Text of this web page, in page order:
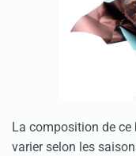
La composition de
varier selon les